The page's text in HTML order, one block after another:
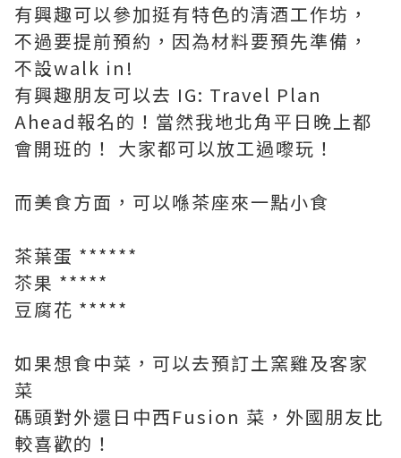
有興趣可以參加挺有特色的清酒工作坊，
不過要提前預約，因為材料要預先準備，
不設walk in!
有興趣朋友可以去 IG: Travel Plan
Ahead報名的！當然我地北角平日晚上都
會開班的！ 大家都可以放工過嚟玩！
而美食方面，可以喺茶座來一點小食
茶葉蛋 ******
苶果 *****
豆腐花 *****
如果想食中菜，可以去預訂土窯雞及客家
菜
碼頭對外還日中西Fusion 菜，外國朋友比
較喜歡的！